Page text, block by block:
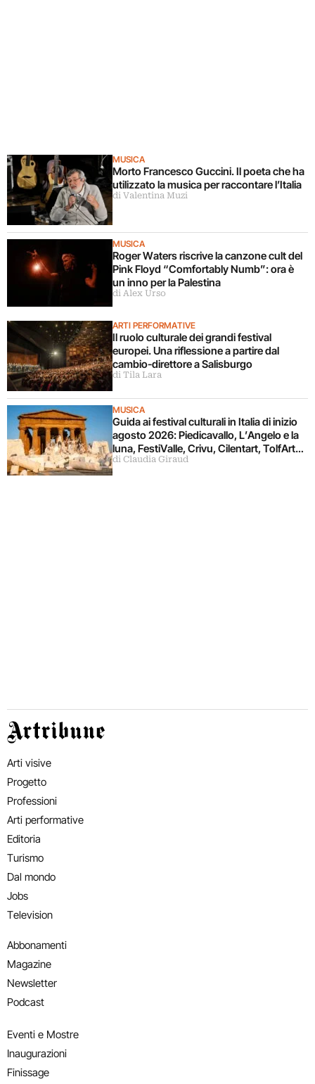
MUSICA
Morto Francesco Guccini. Il poeta che ha
utilizzato la musica per raccontare l’Italia
di Valentina Muzi
MUSICA
Roger Waters riscrive la canzone cult del
Pink Floyd “Comfortably Numb”: ora è
un inno per la Palestina
di Alex Urso
ARTI PERFORMATIVE
Il ruolo culturale dei grandi festival
europei. Una riflessione a partire dal
cambio-direttore a Salisburgo
di Tila Lara
MUSICA
Guida ai festival culturali in Italia di inizio
agosto 2026: Piedicavallo, L’Angelo e la
luna, FestiValle, Crivu, Cilentart, TolfArte,
Pietrasanta è Ceramica
di Claudia Giraud
Artribune
Arti visive
Progetto
Professioni
Arti performative
Editoria
Turismo
Dal mondo
Jobs
Television
Abbonamenti
Magazine
Newsletter
Podcast
Eventi e Mostre
Inaugurazioni
Finissage